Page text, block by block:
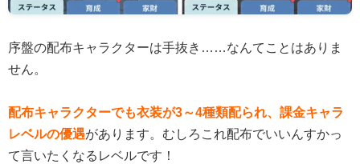
序盤の配布キャラクターは手抜き……なんてことはありま
せん。
配布キャラクターでも衣装が3～4種類配られ、課金キャラ
レベルの優遇があります。むしろこれ配布でいいんすかっ
て言いたくなるレベルです！